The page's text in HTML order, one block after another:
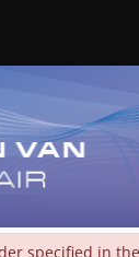
specified in